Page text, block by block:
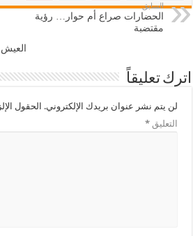
السابق
الحضارات صراع أم حوار… رؤية
مقتضبة
العيش
اترك تعليقاً
لن يتم نشر عنوان بريدك الإلكتروني. الحقول
التعليق*